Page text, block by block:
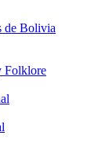
de Bolivia
Folklore